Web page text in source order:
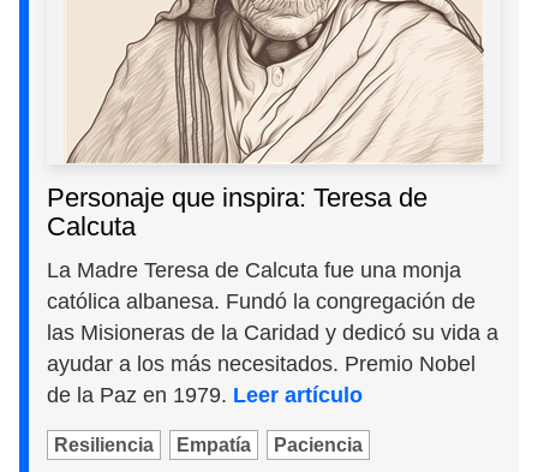
Personaje que inspira: Teresa de
Calcuta
La Madre Teresa de Calcuta fue una monja
católica albanesa. Fundó la congregación de
las Misioneras de la Caridad y dedicó su vida a
ayudar a los más necesitados. Premio Nobel
de la Paz en 1979. Leer artículo
Resiliencia Empatía Paciencia